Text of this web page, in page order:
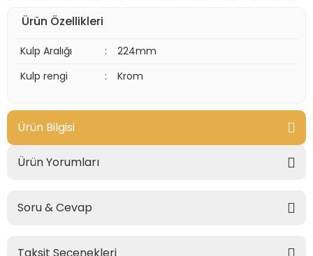
Ürün Özellikleri
Kulp Aralığı :
224mm
Kulp rengi
: Krom
Ürün Bilgisi
Ürün Yorumları
Soru & Cevap